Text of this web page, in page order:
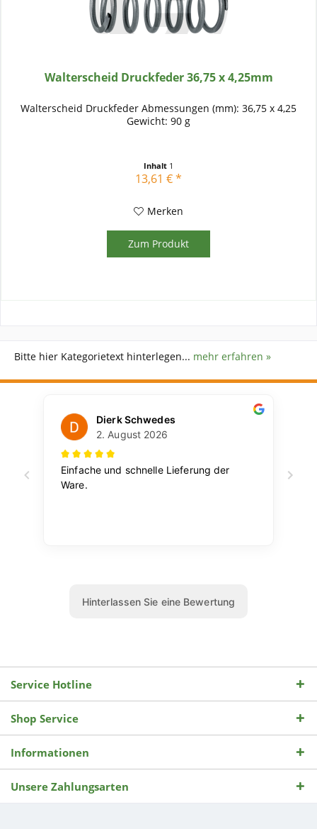
Walterscheid Druckfeder 36,75 x 4,25mm
Walterscheid Druckfeder Abmessungen (mm): 36,75 x 4,25
Gewicht: 90 g
Inhalt 1
13,61 € *
Merken
Zum Produkt
Bitte hier Kategorietext hinterlegen... mehr erfahren »
Service Hotline
Shop Service
Informationen
Unsere Zahlungsarten